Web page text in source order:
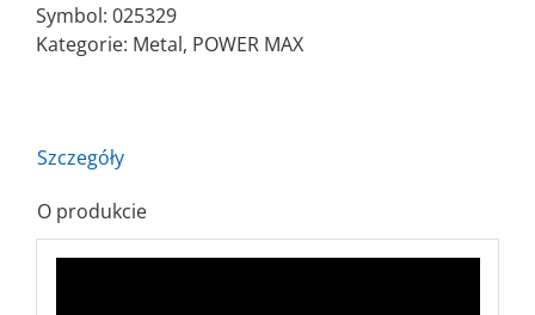
ZZ36T
POWER
Symbol: 025329
Kategorie: Metal, POWER MAX
Szczegóły
O produkcie